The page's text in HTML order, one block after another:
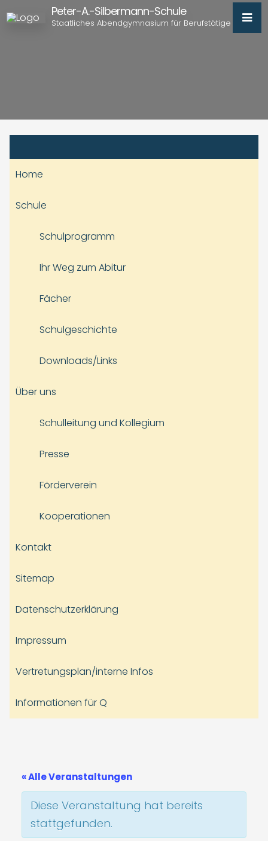
Peter-A.-Silbermann-Schule
Staatliches Abendgymnasium für Berufstätige
Home
Schule
Schulprogramm
Ihr Weg zum Abitur
Fächer
Schulgeschichte
Downloads/Links
Über uns
Schulleitung und Kollegium
Presse
Förderverein
Kooperationen
Kontakt
Sitemap
Datenschutzerklärung
Impressum
Vertretungsplan/interne Infos
Informationen für Q
« Alle Veranstaltungen
Diese Veranstaltung hat bereits
stattgefunden.